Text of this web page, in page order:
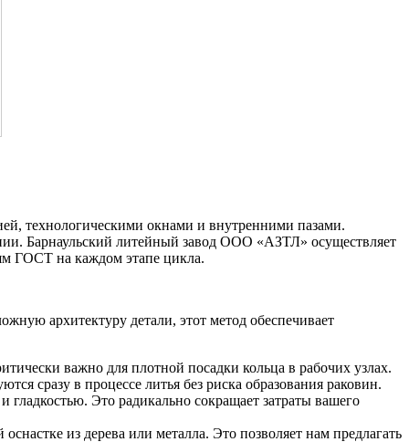
технологическими окнами и внутренними пазами.
Барнаульский литейный завод ООО «АЗТЛ» осуществляет
ГОСТ на каждом этапе цикла.
архитектуру детали, этот метод обеспечивает
важно для плотной посадки кольца в рабочих узлах.
сразу в процессе литья без риска образования раковин.
гладкостью. Это радикально сокращает затраты вашего
из дерева или металла. Это позволяет нам предлагать